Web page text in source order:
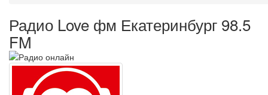
Радио Love фм Екатеринбург 98.5
FM